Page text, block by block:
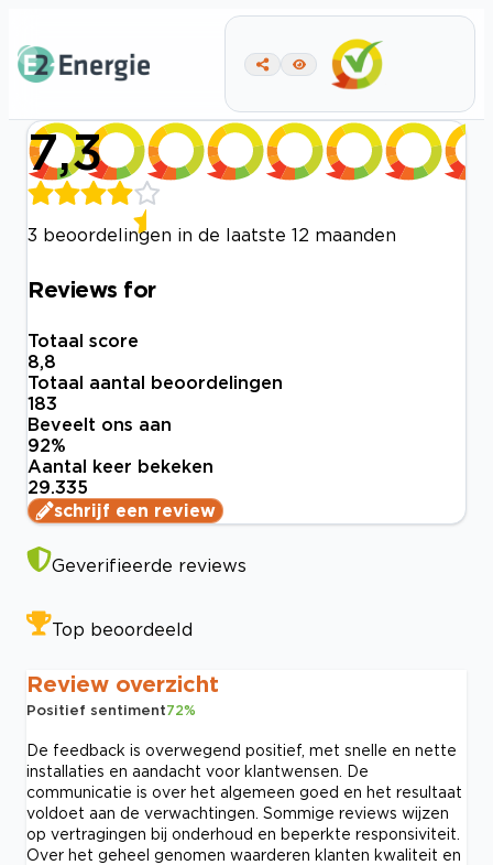
7,3
3 beoordelingen in de laatste 12 maanden
Reviews for
Totaal score
8,8
Totaal aantal beoordelingen
183
Beveelt ons aan
92%
Aantal keer bekeken
29.335
schrijf een review
Geverifieerde reviews
Top beoordeeld
Review overzicht
Positief sentiment72%
De feedback is overwegend positief, met snelle en nette
installaties en aandacht voor klantwensen. De
communicatie is over het algemeen goed en het resultaat
voldoet aan de verwachtingen. Sommige reviews wijzen
op vertragingen bij onderhoud en beperkte responsiviteit.
Over het geheel genomen waarderen klanten kwaliteit en